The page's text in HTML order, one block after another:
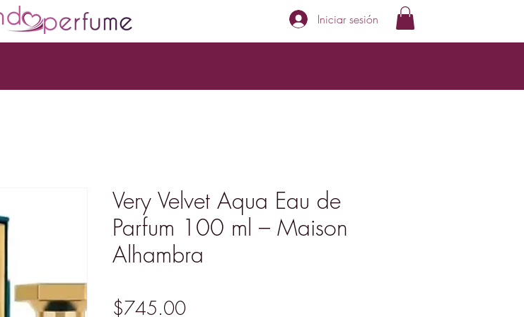
Iniciar sesión
Very Velvet Aqua Eau de
Parfum 100 ml – Maison
Alhambra
$745.00Precio